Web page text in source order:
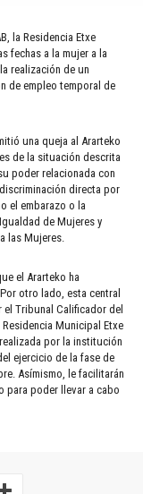
la Residencia Etxe
fechas a la mujer a la
realización de un
de empleo temporal de
una queja al Ararteko
de la situación descrita
poder relacionada con
directa por
el embarazo o la
de Mujeres y
las Mujeres.
el Ararteko ha
otro lado, esta central
Tribunal Calificador del
Municipal Etxe
por la institución
ejercicio de la fase de
Asímismo, le facilitarán
para poder llevar a cabo